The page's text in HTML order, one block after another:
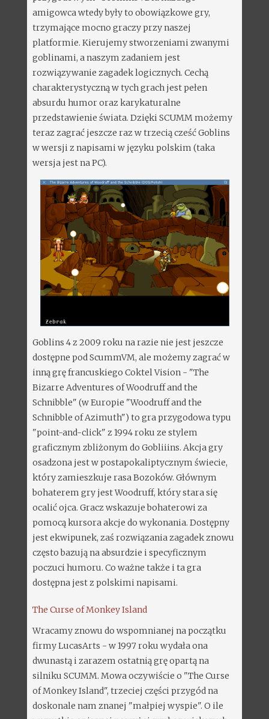
amigowca wtedy były to obowiązkowe gry,
trzymające mocno graczy przy naszej
platformie. Kierujemy stworzeniami zwanymi
goblinami, a naszym zadaniem jest
rozwiązywanie zagadek logicznych. Cechą
charakterystyczną w tych grach jest pełen
absurdu humor oraz karykaturalne
przedstawienie świata. Dzięki SCUMM możemy
teraz zagrać jeszcze raz w trzecią cześć Goblins
w wersji z napisami w języku polskim (taka
wersja jest na PC).
Goblins 4 z 2009 roku na razie nie jest jeszcze
dostępne pod ScummVM, ale możemy zagrać w
inną grę francuskiego Coktel Vision - "The
Bizarre Adventures of Woodruff and the
Schnibble" (w Europie "Woodruff and the
Schnibble of Azimuth") to gra przygodowa typu
"point-and-click" z 1994 roku ze stylem
graficznym zbliżonym do Gobliiins. Akcja gry
osadzona jest w postapokaliptycznym świecie,
który zamieszkuje rasa Bozoków. Głównym
bohaterem gry jest Woodruff, który stara się
ocalić ojca. Gracz wskazuje bohaterowi za
pomocą kursora akcje do wykonania. Dostępny
jest ekwipunek, zaś rozwiązania zagadek znowu
często bazują na absurdzie i specyficznym
poczuci humoru. Co ważne także i ta gra
dostępna jest z polskimi napisami.
The Curse of Monkey Island
Wracamy znowu do wspomnianej na początku
firmy LucasArts - w 1997 roku wydała ona
dwunastą i zarazem ostatnią grę opartą na
silniku SCUMM. Mowa oczywiście o "The Curse
of Monkey Island", trzeciej części przygód na
doskonale nam znanej "małpiej wyspie". O ile